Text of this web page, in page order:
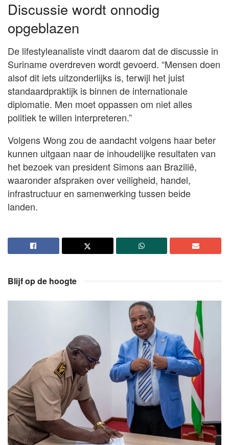
Discussie wordt onnodig
opgeblazen
De lifestyleanaliste vindt daarom dat de discussie in
Suriname overdreven wordt gevoerd. “Mensen doen
alsof dit iets uitzonderlijks is, terwijl het juist
standaardpraktijk is binnen de internationale
diplomatie. Men moet oppassen om niet alles
politiek te willen interpreteren.”
Volgens Wong zou de aandacht volgens haar beter
kunnen uitgaan naar de inhoudelijke resultaten van
het bezoek van president Simons aan Brazilië,
waaronder afspraken over veiligheid, handel,
infrastructuur en samenwerking tussen beide
landen.
Blijf op de hoogte